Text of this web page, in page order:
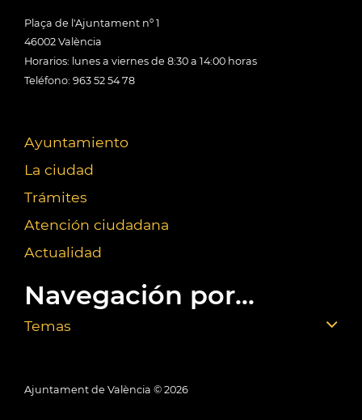
Plaça de l'Ajuntament nº 1
46002 València
Horarios: lunes a viernes de 8:30 a 14:00 horas
Teléfono: 963 52 54 78
Ayuntamiento
La ciudad
Trámites
Atención ciudadana
Actualidad
Navegación por...
Temas
Ajuntament de València © 2026